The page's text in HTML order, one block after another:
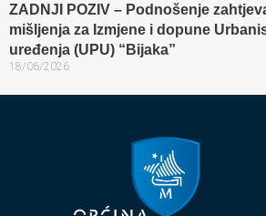
ZADNJI POZIV – Podnošenje
mišljenja za Izmjene i dopune
uređenja (UPU) “Bijaka”
18/06/2026